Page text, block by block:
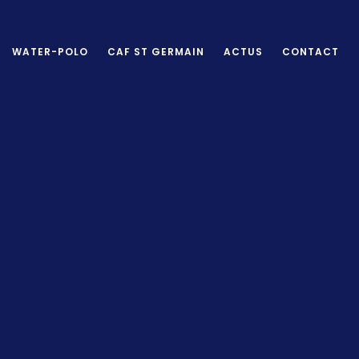
WATER-POLO CAF ST GERMAIN ACTUS CONTACT